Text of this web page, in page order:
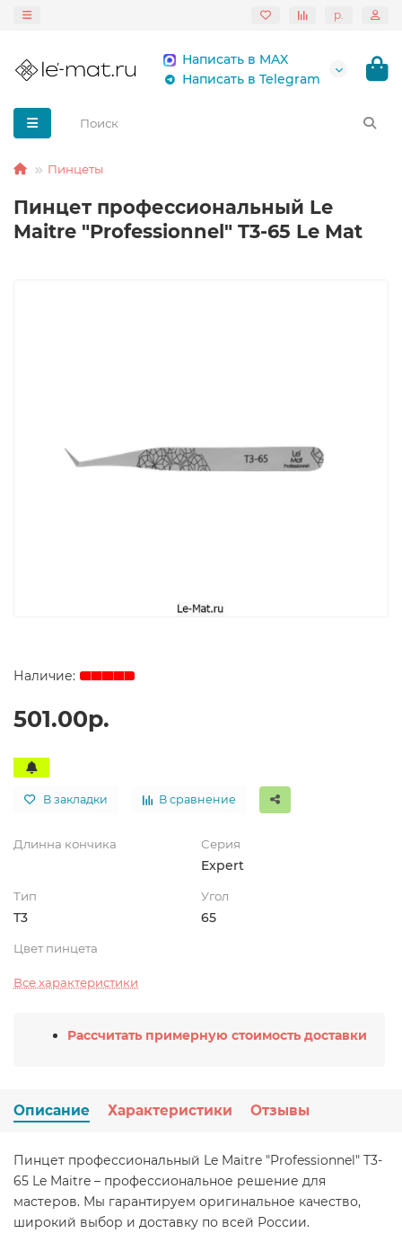
р.
Написать в MAX
Написать в Telegram
Пинцеты
Пинцет профессиональный Le
Maitre "Professionnel" T3-65 Le Mat
501.00р.
В закладки В сравнение
Длинна кончика Серия
Expert
Тип
T3
Угол
65
Цвет пинцета
Все характеристики
Рассчитать примерную стоимость доставки
Описание Характеристики Отзывы
Пинцет профессиональный Le Maitre "Professionnel" T3-
65 Le Maitre – профессиональное решение для
мастеров. Мы гарантируем оригинальное качество,
широкий выбор и доставку по всей России.